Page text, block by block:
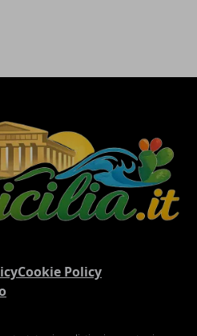
Cookie Policy